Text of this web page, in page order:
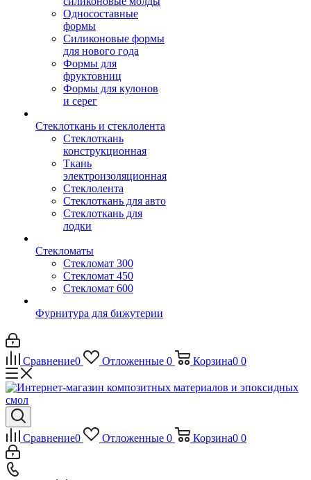
Односоставные
формы
Силиконовые формы
для нового года
Формы для
фруктовниц
Формы для кулонов
и серег
Стеклоткань и стеклолента
Стеклоткань
конструкционная
Ткань
электроизоляционная
Стеклолента
Стеклоткань для авто
Стеклоткань для
лодки
Стекломаты
Стекломат 300
Стекломат 450
Стекломат 600
Фурнитура для бижутерии
Сравнение0 Отложенные 0 Корзина0 0
Сравнение0 Отложенные 0 Корзина0 0